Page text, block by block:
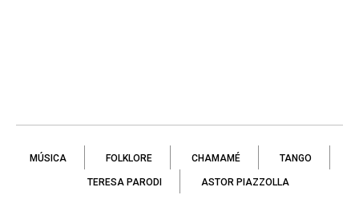
MÚSICA FOLKLORE CHAMAMÉ TANGO
TERESA PARODI ASTOR PIAZZOLLA